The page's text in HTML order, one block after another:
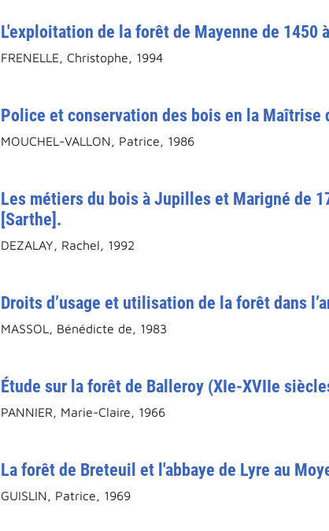
L'exploitation de la forêt de Mayenne de 1450
FRENELLE, Christophe, 1994
Police et conservation des bois en la Maîtrise
MOUCHEL-VALLON, Patrice, 1986
Les métiers du bois à Jupilles et Marigné de
[Sarthe].
DEZALAY, Rachel, 1992
Droits d’usage et utilisation de la forêt dans
MASSOL, Bénédicte de, 1983
Étude sur la forêt de Balleroy (XIe-XVIIe
PANNIER, Marie-Claire, 1966
La forêt de Breteuil et l'abbaye de Lyre au
GUISLIN, Patrice, 1969